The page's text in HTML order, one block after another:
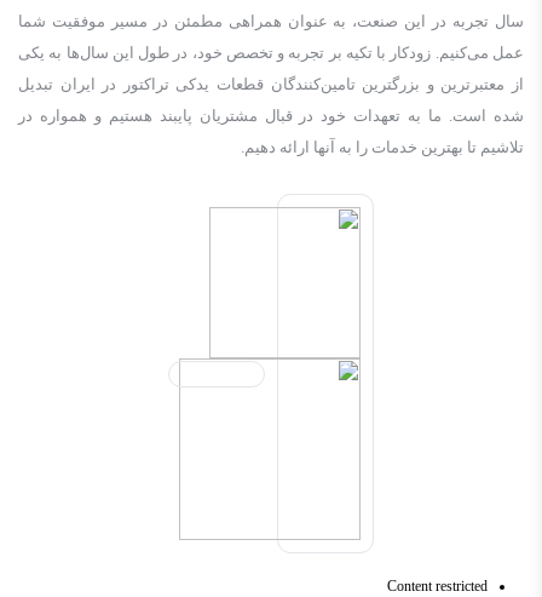
سال تجربه در این صنعت، به عنوان همراهی مطمئن در مسیر موفقیت شما
عمل می‌کنیم. زودكار با تکیه بر تجربه و تخصص خود، در طول این سال‌ها به یکی
از معتبرترین و بزرگترین تامین‌کنندگان قطعات یدکی تراکتور در ایران تبدیل
شده است. ما به تعهدات خود در قبال مشتریان پایبند هستیم و همواره در
تلاشیم تا بهترین خدمات را به آنها ارائه دهیم.
Content restricted